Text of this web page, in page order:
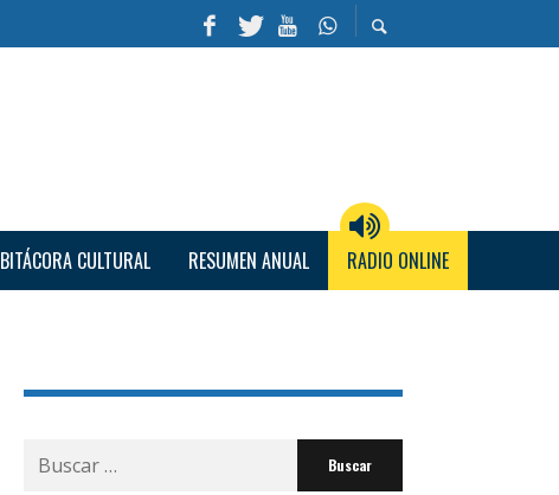
BITÁCORA CULTURAL RESUMEN ANUAL RADIO ONLINE
Buscar
por: